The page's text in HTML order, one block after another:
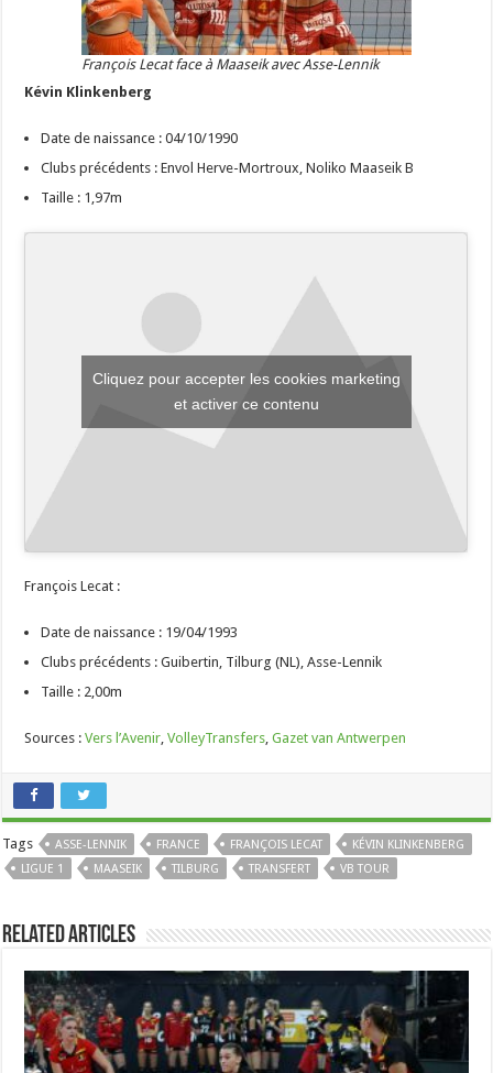
François Lecat face à Maaseik avec Asse-Lennik
Kévin Klinkenberg
Date de naissance : 04/10/1990
Clubs précédents : Envol Herve-Mortroux, Noliko Maaseik B
Taille : 1,97m
Cliquez pour accepter les cookies marketing
et activer ce contenu
François Lecat :
Date de naissance : 19/04/1993
Clubs précédents : Guibertin, Tilburg (NL), Asse-Lennik
Taille : 2,00m
Sources :Vers l’Avenir ,VolleyTransfers ,Gazet van Antwerpen
Tags ASSE-LENNIK FRANCE FRANÇOIS LECAT
KÉVIN KLINKENBERG
LIGUE 1
MAASEIK TILBURG TRANSFERT VB TOUR
Related Articles